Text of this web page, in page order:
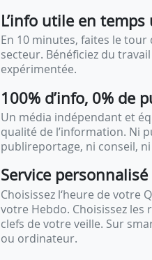
L’info utile en
En 10 minutes, faites le tour
secteur. Bénéficiez du
expérimentée.
100% d’info, 0% de
Un média indépendant et
qualité de l’information. Ni
publireportage, ni conseil,
Service personnalisé
Choisissez l‘heure de votre
votre Hebdo. Choisissez les
clefs de votre veille. Sur
ou ordinateur.